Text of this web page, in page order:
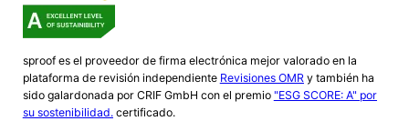
sproof es el proveedor de firma electrónica mejor valorado en la
plataforma de revisión independiente Revisiones OMRy también ha
sido galardonada por CRIF GmbH con el premio "ESG SCORE: A" por
su sostenibilidad.certificado.